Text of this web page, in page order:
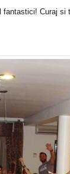
fantastici! Curaj si